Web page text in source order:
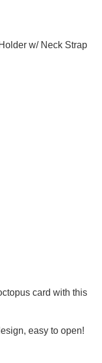
w/ Neck Strap
card with this
easy to open!